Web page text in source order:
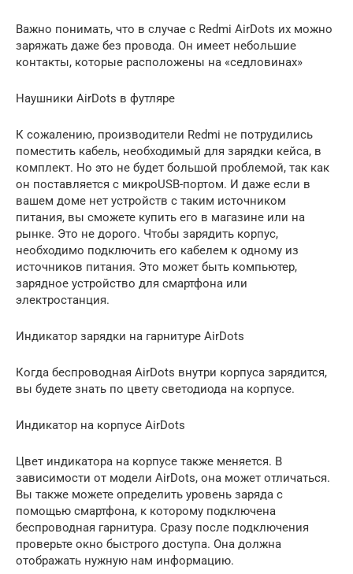
Важно понимать, что в случае с Redmi AirDots их можно
заряжать даже без провода. Он имеет небольшие
контакты, которые расположены на «седловинах»
Наушники AirDots в футляре
К сожалению, производители Redmi не потрудились
поместить кабель, необходимый для зарядки кейса, в
комплект. Но это не будет большой проблемой, так как
он поставляется с микроUSB-портом. И даже если в
вашем доме нет устройств с таким источником
питания, вы сможете купить его в магазине или на
рынке. Это не дорого. Чтобы зарядить корпус,
необходимо подключить его кабелем к одному из
источников питания. Это может быть компьютер,
зарядное устройство для смартфона или
электростанция.
Индикатор зарядки на гарнитуре AirDots
Когда беспроводная AirDots внутри корпуса зарядится,
вы будете знать по цвету светодиода на корпусе.
Индикатор на корпусе AirDots
Цвет индикатора на корпусе также меняется. В
зависимости от модели AirDots, она может отличаться.
Вы также можете определить уровень заряда с
помощью смартфона, к которому подключена
беспроводная гарнитура. Сразу после подключения
проверьте окно быстрого доступа. Она должна
отображать нужную нам информацию.